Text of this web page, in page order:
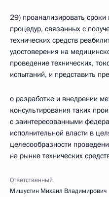
29) проанализировать
процедур, связанных с
технических средств
удостоверения на
проведение технических,
испытаний, и представить
о разработке и внедрении
консультирования таких
с заинтересованными
исполнительной власти в
целесообразности
на рынке технических
Ответственный
Мишустин Михаил Владимирович